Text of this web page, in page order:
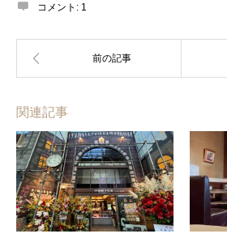
コメント: 1
関連記事